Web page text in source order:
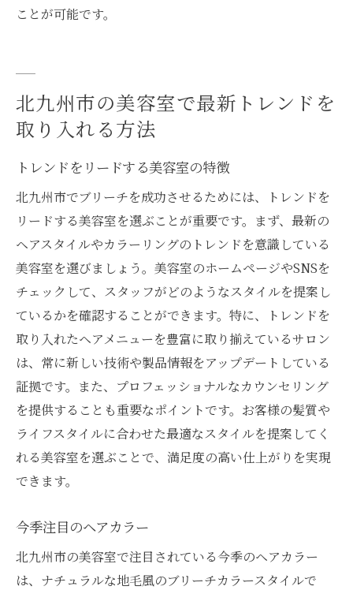
ことが可能です。
北九州市の美容室で最新トレンドを
取り入れる方法
トレンドをリードする美容室の特徴
北九州市でブリーチを成功させるためには、トレンドを
リードする美容室を選ぶことが重要です。まず、最新の
ヘアスタイルやカラーリングのトレンドを意識している
美容室を選びましょう。美容室のホームページやSNSを
チェックして、スタッフがどのようなスタイルを提案し
ているかを確認することができます。特に、トレンドを
取り入れたヘアメニューを豊富に取り揃えているサロン
は、常に新しい技術や製品情報をアップデートしている
証拠です。また、プロフェッショナルなカウンセリング
を提供することも重要なポイントです。お客様の髪質や
ライフスタイルに合わせた最適なスタイルを提案してく
れる美容室を選ぶことで、満足度の高い仕上がりを実現
できます。
今季注目のヘアカラー
北九州市の美容室で注目されている今季のヘアカラー
は、ナチュラルな地毛風のブリーチカラースタイルで